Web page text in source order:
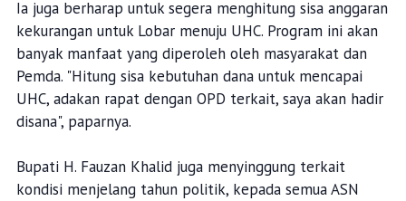
Ia juga berharap untuk segera menghitung sisa anggaran
kekurangan untuk Lobar menuju UHC. Program ini akan
banyak manfaat yang diperoleh oleh masyarakat dan
Pemda. "Hitung sisa kebutuhan dana untuk mencapai
UHC, adakan rapat dengan OPD terkait, saya akan hadir
disana", paparnya.
Bupati H. Fauzan Khalid juga menyinggung terkait
kondisi menjelang tahun politik, kepada semua ASN